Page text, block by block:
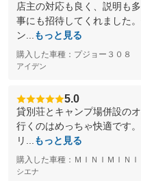
店主の対応も良く、説明も
事にも招待してくれました
ン...
もっと見る
購入した車種：プジョー３０８
アイデン
5.0
貸別荘とキャンプ場併設の
行くのはめっちゃ快適です
リ...
もっと見る
購入した車種：ＭＩＮＩＭＩＮＩ
シエナ